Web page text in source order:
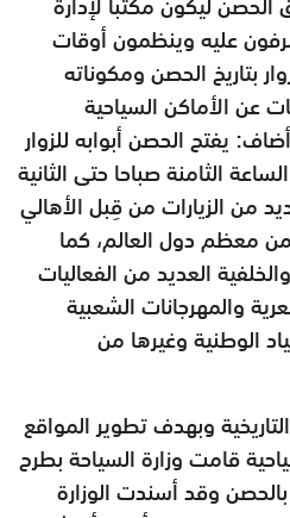
عليه وينظمون أوقات
‏بتاريخ الحصن ومكوناته
‏عن ‏الأماكن السياحية
يفتح الحصن أبوابه للزوار
الثامنة ‏صباحا حتى الثانية
‏من ‏الزيارات من ‏قِبل الأهالي
معظم ‏دول ‏العالم، كما
العديد من ‏الفعاليات
والمهرجانات الشعبية
الوطنية ‏وغيرها من
وبهدف تطوير المواقع
قامت وزارة السياحة بطرح
وقد أسندت الوزارة